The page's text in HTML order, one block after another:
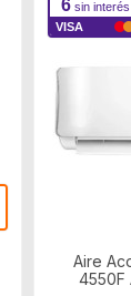
6sin interés
VISA
Aire
4550F